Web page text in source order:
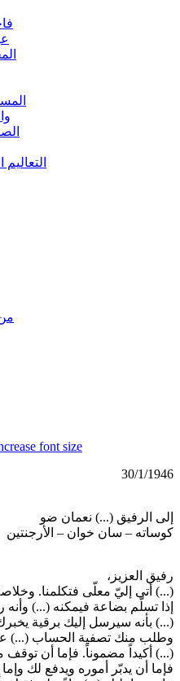
font size
30/1/1946
إلى الرفيق (...) نعمان ضو
كوساته – سان خوان – الأرجنتين
رفيق العزيز،
(...) أتى إليّ معلّى فتكلمنا.
إذا تسلّم بضاعة فيمكنه (...)
(...) بأنه سيرسل إليك برقية
وطلب منك تصفية الحساب (...)
(...) أكيداً مضموناً. فإما أن
فإما أن يدبّر أموره ويدفع لك